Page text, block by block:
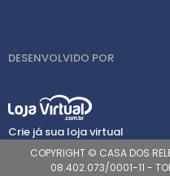
DESENVOLVIDO POR
Crie já sua loja virtual
COPYRIGHT © CASA DOS
08.402.073/0001-11 -